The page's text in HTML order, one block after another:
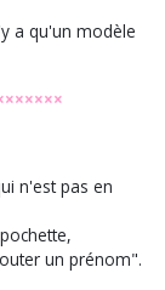
a qu'un modèle
n'est pas en
un prénom".